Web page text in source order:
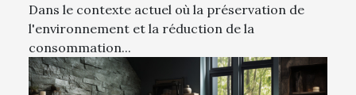
Dans le contexte actuel où la préservation de
l'environnement et la réduction de la
consommation...